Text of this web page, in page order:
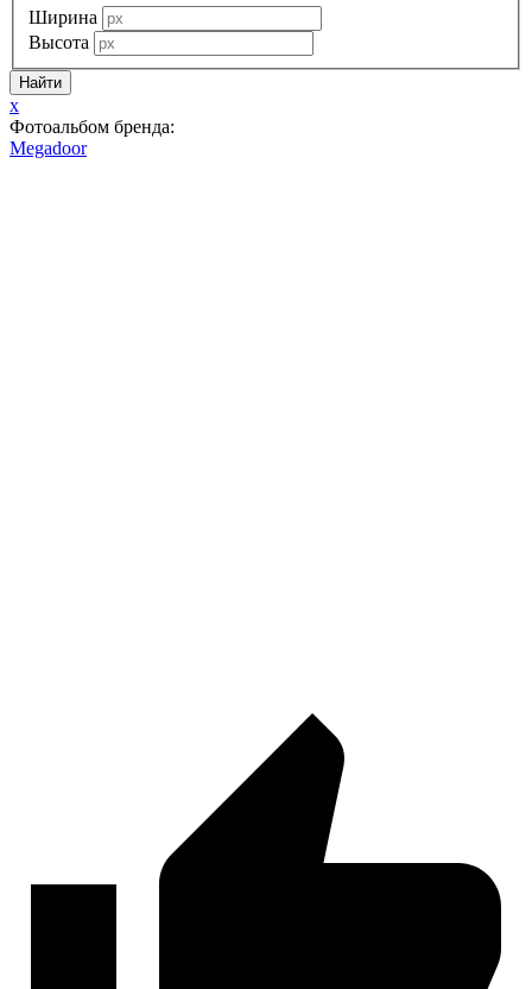
Ширина
Высота
x
Фотоальбом бренда:
Megadoor